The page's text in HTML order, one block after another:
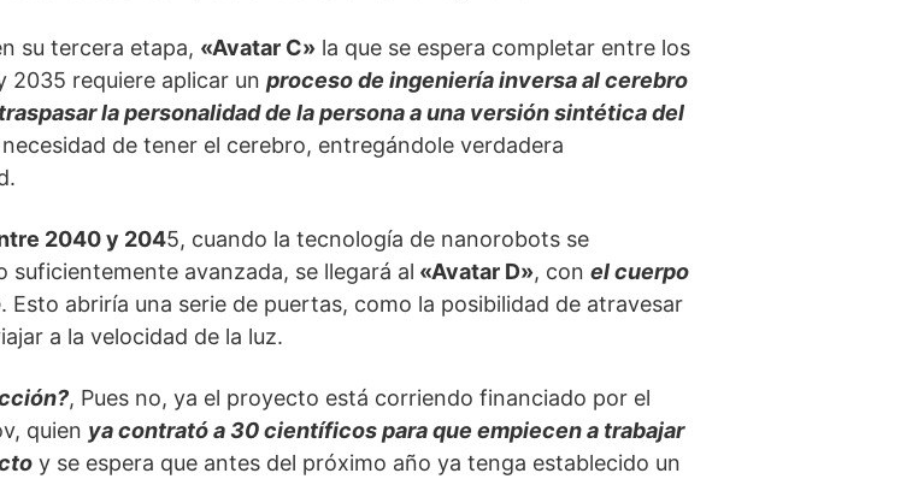
su tercera etapa, «Avatar C» la que se espera completar entre los
2035 requiere aplicar unproceso de ingeniería inversa al cerebro
la personalidad de la persona a una versión sintética del
necesidad de tener el cerebro, entregándole verdadera
2040 y 2045, cuando la tecnología de nanorobots se
suficientemente avanzada, se llegará al «Avatar D», conel cuerpo
. Esto abriría una serie de puertas, como la posibilidad de atravesar
a la velocidad de la luz.
, Pues no, ya el proyecto está corriendo financiado por el
quien ya contrató a 30 científicos para que empiecen a trabajar
y se espera que antes del próximo año ya tenga establecido un